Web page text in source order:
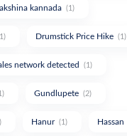
kannada (1)
Drumstick Price Hike (1)
network detected (1)
Gundlupete (2)
Hanur (1) Hassan